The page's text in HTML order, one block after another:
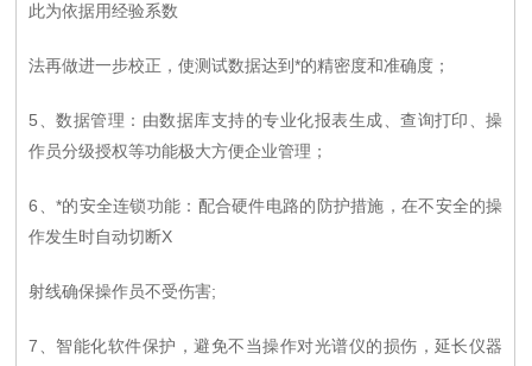
此为依据用经验系数
法再做进一步校正，使测试数据达到*的精密度和准确度；
5、数据管理：由数据库支持的专业化报表生成、查询打印、操
作员分级授权等功能极大方便企业管理；
6、*的安全连锁功能：配合硬件电路的防护措施，在不安全的操
作发生时自动切断X
射线确保操作员不受伤害;
7、智能化软件保护，避免不当操作对光谱仪的损伤，延长仪器